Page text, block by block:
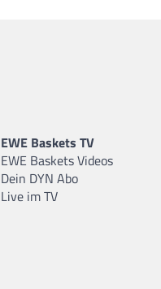
EWE Baskets TV
EWE Baskets Videos
Dein DYN Abo
Live im TV